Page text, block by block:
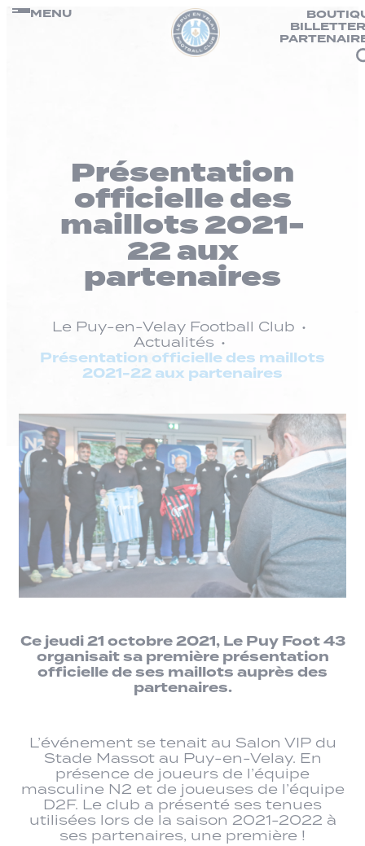
Passer
MENU
Présentation
officielle des
maillots 2021-
22 aux
partenaires
Le Puy-en-Velay Football Club
Actualités
Présentation officielle des maillots
2021-22 aux partenaires
Ce jeudi 21 octobre 2021, Le Puy Foot 43
organisait sa première présentation
officielle de ses maillots auprès des
partenaires.
L’événement se tenait au Salon VIP du
Stade Massot au Puy-en-Velay. En
présence de joueurs de l’équipe
masculine N2 et de joueuses de l’équipe
D2F. Le club a présenté ses tenues
utilisées lors de la saison 2021-2022 à
ses partenaires, une première !
Panneau de gestion des cookies